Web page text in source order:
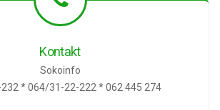
Kontakt
Sokoinfo
* 064/31-22-222 * 062 445 274